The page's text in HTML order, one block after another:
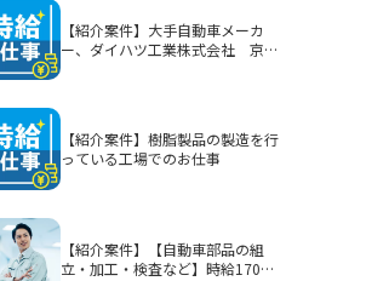
【紹介案件】大手自動車メーカ
ー、ダイハツ工業株式会社 京都
【紹介案件】樹脂製品の製造を行
っている工場でのお仕事
【紹介案件】【自動車部品の組
立・加工・検査など】時給1700